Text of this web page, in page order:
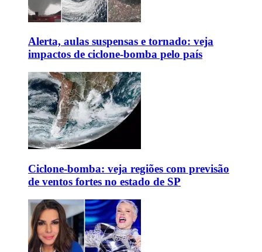
Alerta, aulas suspensas e tornado: veja
impactos de ciclone-bomba pelo país
Ciclone-bomba: veja regiões com previsão
de ventos fortes no estado de SP